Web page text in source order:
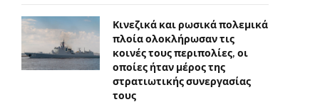
Κινεζικά και ρωσικά πολεμικά
πλοία ολοκλήρωσαν τις
κοινές τους περιπολίες, οι
οποίες ήταν μέρος της
στρατιωτικής συνεργασίας
τους